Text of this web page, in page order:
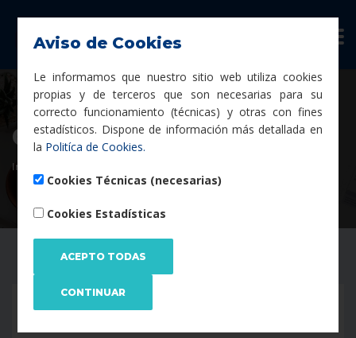
Aviso de Cookies
Le informamos que nuestro sitio web utiliza cookies
propias y de terceros que son necesarias para su
correcto funcionamiento (técnicas) y otras con fines
estadísticos. Dispone de información más detallada en
la Politíca de Cookies.
Cookies Técnicas (necesarias)
Cookies Estadísticas
Consultoría en RGPD
Inicio